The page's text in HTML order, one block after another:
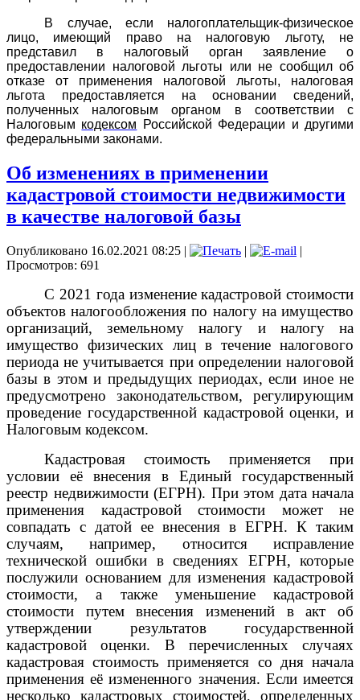
В случае, если налогоплательщик-физическое
лицо, имеющий право на налоговую льготу, не
представил в налоговый орган заявление о
предоставлении налоговой льготы или не сообщил об
отказе от применения налоговой льготы, налоговая
льгота предоставляется на основании сведений,
полученных налоговым органом в соответствии с
Налоговым кодексом Российской Федерации и другими
федеральными законами.
Об изменениях в применении
кадастровой стоимости недвижимости
в качестве налоговой базы
Опубликовано 16.02.2021 08:25 | |
|
Просмотров: 691
С 2021 года изменение кадастровой стоимости
объектов налогообложения по налогу на имущество
организаций, земельному налогу и налогу на
имущество физических лиц в течение налогового
периода не учитывается при определении налоговой
базы в этом и предыдущих периодах, если иное не
предусмотрено законодательством, регулирующим
проведение государственной кадастровой оценки, и
Налоговым кодексом.
Кадастровая стоимость применяется при
условии её внесения в Единый государственный
реестр недвижимости (ЕГРН). При этом дата начала
применения кадастровой стоимости может не
совпадать с датой ее внесения в ЕГРН. К таким
случаям, например, относится исправление
технической ошибки в сведениях ЕГРН, которые
послужили основанием для изменения кадастровой
стоимости, а также уменьшение кадастровой
стоимости путем внесения изменений в акт об
утверждении результатов государственной
кадастровой оценки. В перечисленных случаях
кадастровая стоимость применяется со дня начала
применения её измененного значения. Если имеется
несколько кадастровых стоимостей, определенных